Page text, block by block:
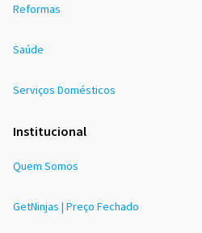
Reformas
Saúde
Serviços Domésticos
Institucional
Quem Somos
GetNinjas | Preço Fechado